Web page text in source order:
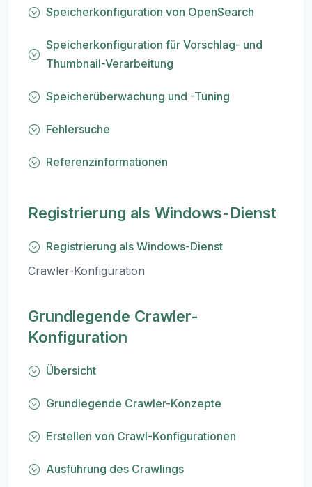
Speicherkonfiguration von OpenSearch
Speicherkonfiguration für Vorschlag- und
Thumbnail-Verarbeitung
Speicherüberwachung und -Tuning
Fehlersuche
Referenzinformationen
Registrierung als Windows-Dienst
Registrierung als Windows-Dienst
Crawler-Konfiguration
Grundlegende Crawler-
Konfiguration
Übersicht
Grundlegende Crawler-Konzepte
Erstellen von Crawl-Konfigurationen
Ausführung des Crawlings